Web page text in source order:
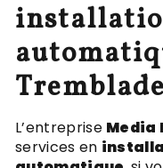
Tremblade
L’entreprise Media
services en